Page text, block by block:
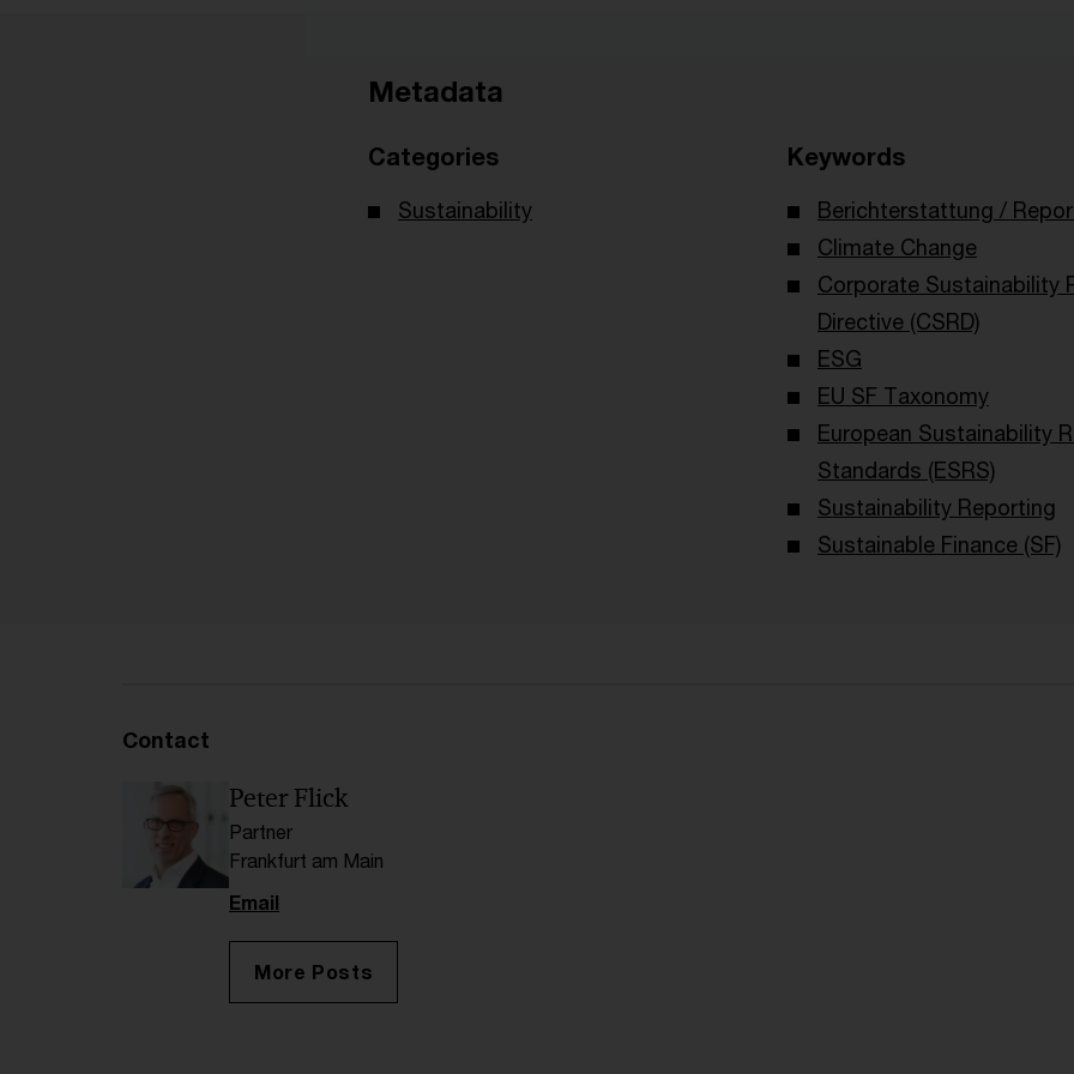
Metadata
Categories
Sustainability
Keywords
Berichterstattung /
Climate Change
Corporate Sustainability
Directive (CSRD)
ESG
EU SF Taxonomy
European Sustainability
Standards (ESRS)
Sustainability Reporting
Sustainable Finance (SF)
Contact
Peter Flick
Partner
Frankfurt am Main
Email
More Posts